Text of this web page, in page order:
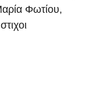
Φωτίου,
στιχοι